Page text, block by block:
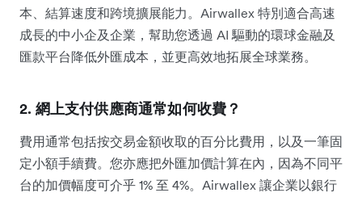
本、結算速度和跨境擴展能力。Airwallex 特別適合高速
成長的中小企及企業，幫助您透過 AI 驅動的環球金融及
匯款平台降低外匯成本，並更高效地拓展全球業務。
2. 網上支付供應商通常如何收費？
費用通常包括按交易金額收取的百分比費用，以及一筆固
定小額手續費。您亦應把外匯加價計算在內，因為不同平
台的加價幅度可介乎 1% 至 4%。Airwallex 讓企業以銀行